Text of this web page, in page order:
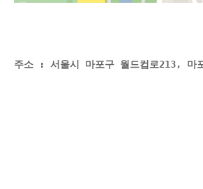
주소 : 서울시 마포구 월드컵로213, 마